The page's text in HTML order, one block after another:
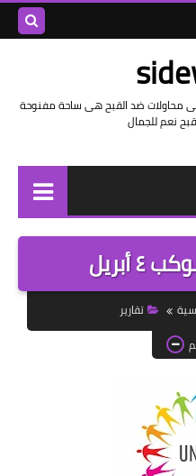
محاولات ضد القبح هى ساحة مفنوحة
نعم للجمال
توثيق وتاريخ
بيانات
تقارير
خواطر بالعامية
خواطر بالفصحى
خواطر قصصية
صور
أبريل
تقارير